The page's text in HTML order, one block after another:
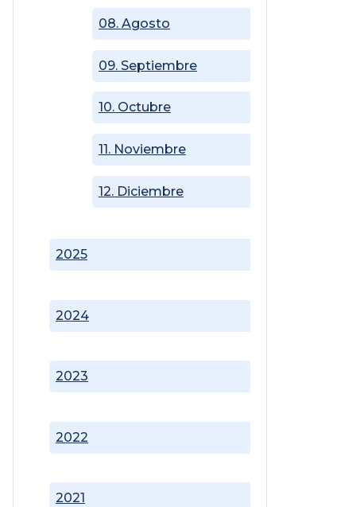
2021
2022
2023
2024
2025
08. Agosto
09. Septiembre
10. Octubre
11. Noviembre
12. Diciembre